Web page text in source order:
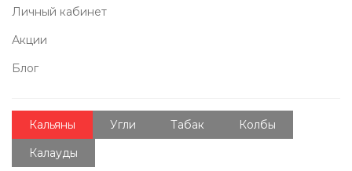
Личный кабинет
Акции
Блог
Кальяны Угли Табак
Колбы
Калауды